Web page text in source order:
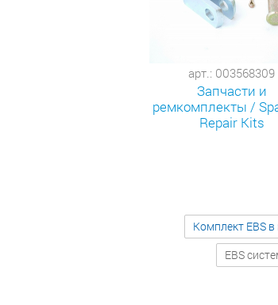
арт.: 003568309
Запчасти и
ремкомплекты /
Repair Kits
Комплект EBS
EBS